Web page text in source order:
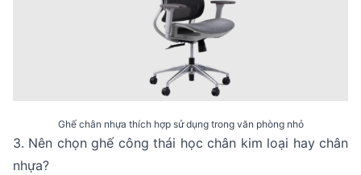
Ghế chân nhựa thích hợp sử dụng trong văn phòng nhỏ
3. Nên chọn ghế công thái học chân kim loại hay chân
nhựa?